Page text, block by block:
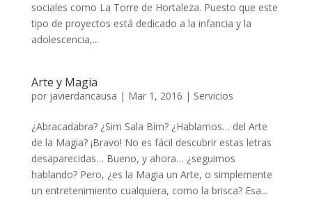
sociales como La Torre de Hortaleza. Puesto que este
tipo de proyectos está dedicado a la infancia y la
adolescencia,...
Arte y Magia
por javierdancausa | Mar 1, 2016 | Servicios
¿Abracadabra? ¿Sim Sala Bím? ¿Hablamos… del Arte
de la Magia? ¡Bravo! No es fácil descubrir estas letras
desaparecidas… Bueno, y ahora… ¿seguimos
hablando? Pero, ¿es la Magia un Arte, o simplemente
un entretenimiento cualquiera, como la brisca? Esa...